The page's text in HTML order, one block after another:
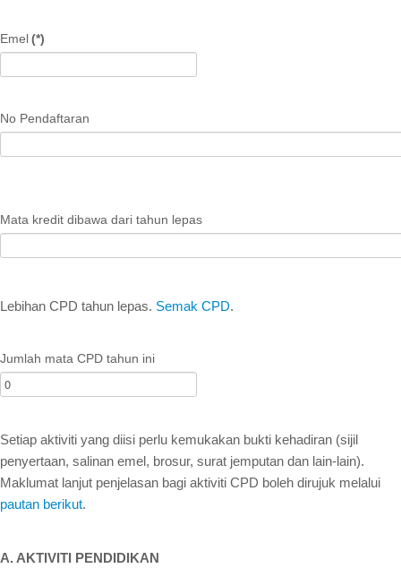
Registration
Graduate Geologist
Foreign Geologist
Reinstatement
Registered Firm
Code of Professional Conduct
For Geologists
For Practitioners
Emel(*)
No Pendaftaran
Mata kredit dibawa dari tahun lepas
Lebihan CPD tahun lepas. Semak CPD.
Jumlah mata CPD tahun ini
Setiap aktiviti yang diisi perlu kemukakan bukti kehadiran (sijil
penyertaan, salinan emel, brosur, surat jemputan dan lain-lain).
Maklumat lanjut penjelasan bagi aktiviti CPD boleh dirujuk melalui
pautan berikut.
A. AKTIVITI PENDIDIKAN